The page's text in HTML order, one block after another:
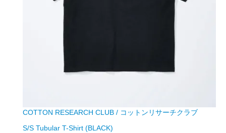
COTTON RESEARCH CLUB / コットンリサーチクラブ
S/S Tubular T-Shirt (BLACK)